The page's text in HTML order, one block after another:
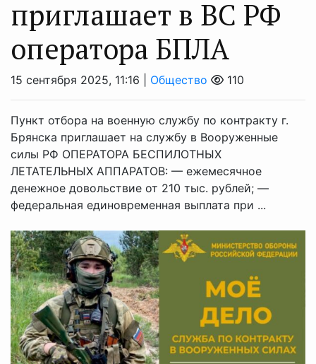
приглашает в ВС РФ
оператора БПЛA
15 сентября 2025, 11:16 | Общество 110
Пункт отбора на военную службу по контракту г.
Брянска приглашает на службу в Вооруженные
силы РФ ОПЕРАТОРА БЕСПИЛОТНЫХ
ЛЕТАТЕЛЬНЫХ АППАРАТОВ: — ежемесячное
денежное довольствие от 210 тыс. рублей; —
федеральная единовременная выплата при ...